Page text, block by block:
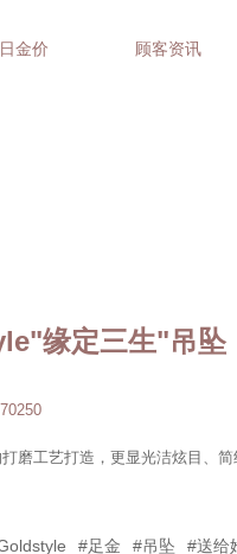
金价 顾客资讯
缘定三生"吊坠
磨工艺打造，更显光洁炫目、
#足金 #吊坠 #送给